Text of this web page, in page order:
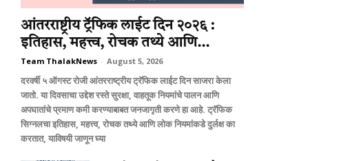
आंतरराष्ट्रीय ट्रॅफिक लाईट दिन २०२६ :
इतिहास, महत्त्व, रोचक तथ्ये आणि...
Team ThalakNews - August 5, 2026
दरवर्षी ५ ऑगस्ट रोजी आंतरराष्ट्रीय ट्रॅफिक लाईट दिन साजरा केला
जातो. या दिवसाचा उद्देश रस्ते सुरक्षा, वाहतूक नियमांचे पालन आणि
अपघातांचे प्रमाण कमी करण्याबाबत जनजागृती करणे हा आहे. ट्रॅफिक
सिग्नलचा इतिहास, महत्त्व, रोचक तथ्ये आणि लोक नियमांकडे दुर्लक्ष का
करतात, याविषयी जाणून घ्या